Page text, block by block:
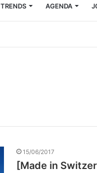
TRENDS AGENDA
15/06/2017
[Made in